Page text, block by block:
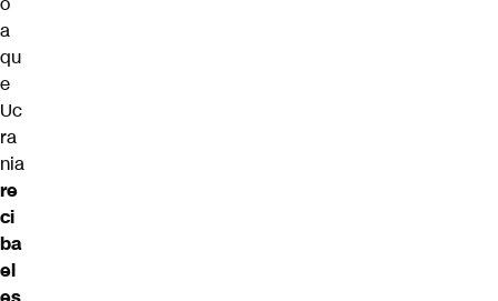
a
qu
e
Uc
ra
nia
re
ci
ba
el